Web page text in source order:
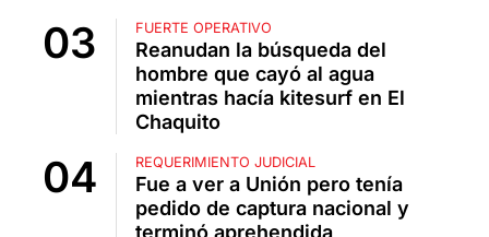
FUERTE OPERATIVO
Reanudan la búsqueda del
hombre que cayó al agua
mientras hacía kitesurf en El
Chaquito
REQUERIMIENTO JUDICIAL
Fue a ver a Unión pero tenía
pedido de captura nacional y
terminó aprehendida